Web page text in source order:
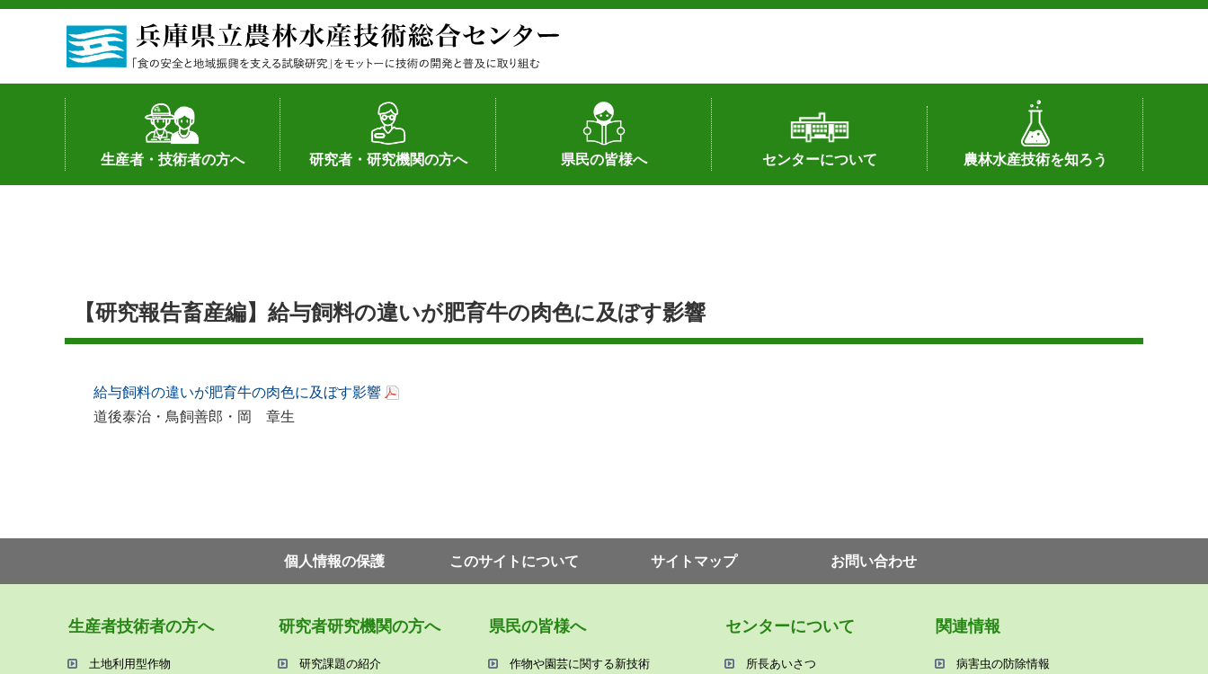
生産者・技術者の方へ
土地利用型作物
野菜
果樹・花き
加工・流通
経営･現地情報
環境病害虫
畜産
森林林業
水産
基幹種雄牛の紹介
研究者・研究機関の方へ
研究者の紹介
シーズ研究の成果
産学官連携
知的財産の保有状況（特許）
知的財産の保有状況（品種）
研究員の受入
研究活動不正行為への対応
公的研究資金への対応
県民の皆様へ
作物や園芸に関する新技術
畜産に関する新技術
森林林業に関する新技術
病害虫に関する新技術
食品加工に関する新技術
水産に関する新技術
作物や園芸に関する豆知識
病害虫に関する豆知識
畜産に関する豆知識
水産に関する豆知識
バイテク・農業環境・機械関係
食品加工に関する豆知識
森林林業に関する豆知識
センターについて
所長あいさつ
組織（各部署へのリンク）
アクセス
沿革
所内の施設配置図
農林水産技術を知ろう
センターの話題
私の試験研究
試験研究課題
第6期中期業務計画
オンライン研究報告
刊行物
知的財産に関する相談窓口
【研究報告畜産編】給与飼料の違いが肥育牛の肉色に及ぼす影響
給与飼料の違いが肥育牛の肉色に及ぼす影響
道後泰治・鳥飼善郎・岡 章生
個⼈情報の保護 このサイトについて サイトマップ お問い合わせ
⽣産者技術者の⽅へ
⼟地利⽤型作物
研究者研究機関の⽅へ
研究課題の紹介
県⺠の皆様へ
作物や園芸に関する新技術
センターについて
所⻑あいさつ
関連情報
病害⾍の防除情報